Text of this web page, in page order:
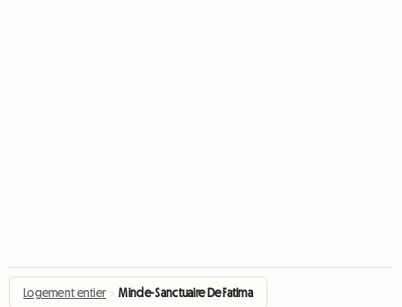
Logement entier › Minde- Sanctuaire De Fatima